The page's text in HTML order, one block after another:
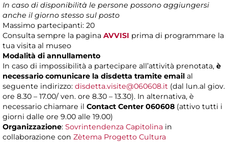
In caso di disponibilità le persone possono aggiungersi
anche il giorno stesso sul posto
Massimo partecipanti: 20
Consulta sempre la pagina AVVISI prima di programmare la
tua visita al museo
Modalità di annullamento
In caso di impossibilità a partecipare all’attività prenotata, è
necessario comunicare la disdetta tramite email al
seguente indirizzo: disdetta.visite@060608.it (dal lun.al giov.
ore 8.30 – 17.00/ ven. ore 8.30 – 13.30). In alternativa, è
necessario chiamare il Contact Center 060608 (attivo tutti i
giorni dalle ore 9.00 alle 19.00)
Organizzazione: Sovrintendenza Capitolina in
collaborazione con Zètema Progetto Cultura